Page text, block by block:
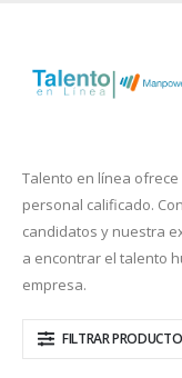
Talento en línea
personal calificado.
candidatos y nuestra
a encontrar el talento
empresa.
FILTRAR